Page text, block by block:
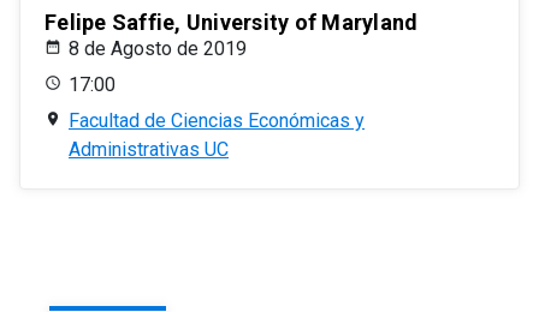
Felipe Saffie, University of Maryland
8 de Agosto de 2019
17:00
Facultad de Ciencias Económicas y
Administrativas UC